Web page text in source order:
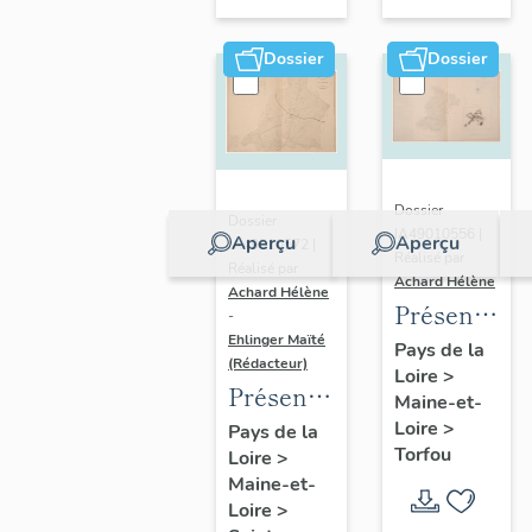
sur-
Moine
Dossier
Aperçu
IA49010572 |
Achard Hélène
-
Ehlinger Maïté
(Rédacteur)
Présentation
du
patrimoine
industriel
Pays de la
Loire >
Maine-et-
Loire >
Dossier
Aperçu
Dossier
IA49010556 |
Réalisé par
Achard Hélène
du
patrimoine
industriel
de la
commune
de
Pays de la
Loire >
Maine-et-
Loire >
Torfou